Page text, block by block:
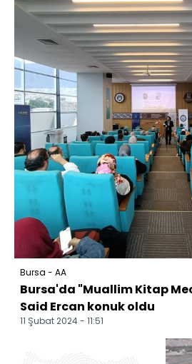
Bursa - AA
Bursa'da "Muallim Kitap
Said Ercan konuk oldu
11 Şubat 2024 - 11:51